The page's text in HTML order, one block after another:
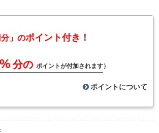
分」のポイント付き！
分の ポイントが付加されます）
ポイントについて